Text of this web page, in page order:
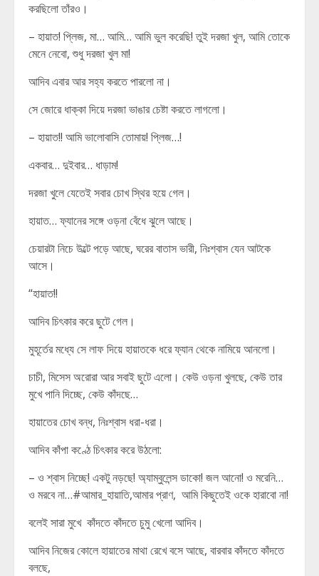
করছিলো তাঁরও।
– হায়াত! প্লিজ, মা… আমি… আমি ভুল করেছি! তুই দরজা খুল, আমি তোকে
মেনে নেবো, শুধু দরজা খুল মা!
আদিব এবার আর সহ্য করতে পারলো না।
সে জোরে ধাক্কা দিয়ে দরজা ভাঙার চেষ্টা করতে লাগলো।
– হায়াত!! আমি ভালোবাসি তোমায়! প্লিজ…!
একবার… দুইবার… ধাড়াম!
দরজা খুলে যেতেই সবার চোখ স্থির হয়ে গেল।
হায়াত… ফ্যানের সঙ্গে ওড়না বেঁধে ঝুলে আছে।
চেয়ারটা নিচে উল্টে পড়ে আছে, ঘরের বাতাস ভারী, নিঃশ্বাস যেন আটকে
আসে।
“হায়াত!!
আদিব চিৎকার করে ছুটে গেল।
মুহূর্তের মধ্যে সে লাফ দিয়ে হায়াতকে ধরে ফ্যান থেকে নামিয়ে আনলো।
চাচী, মিসেস অরোরা আর সবাই ছুটে এলো। কেউ ওড়না খুলছে, কেউ তার
মুখে পানি দিচ্ছে, কেউ কাঁদছে…
হায়াতের চোখ বন্ধ, নিঃশ্বাস ধরা-ধরা।
আদিব কাঁপা কণ্ঠে চিৎকার করে উঠলো:
– ও শ্বাস নিচ্ছে! একটু নড়ছে! অ্যাম্বুলেন্স ডাকো! জল আনো! ও মরেনি…
ও মরবে না…#আমার_হায়াতি,আমার প্রাণ, আমি কিছুতেই ওকে হারাবো না!
বলেই সারা মুখে কাঁদতে কাঁদতে চুমু খেলো আদিব।
আদিব নিজের কোলে হায়াতের মাথা রেখে বসে আছে, বারবার কাঁদতে কাঁদতে
বলছে,